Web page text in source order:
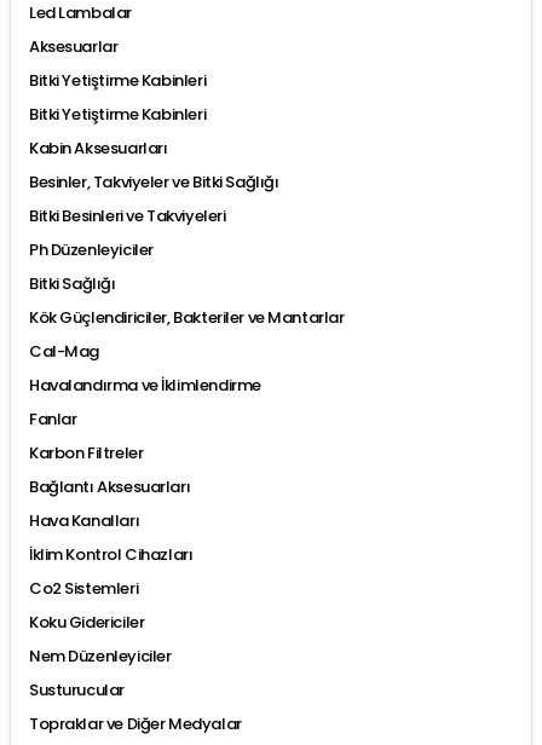
Led Lambalar
Aksesuarlar
Bitki Yetiştirme Kabinleri
Bitki Yetiştirme Kabinleri
Kabin Aksesuarları
Besinler, Takviyeler ve Bitki Sağlığı
Bitki Besinleri ve Takviyeleri
Ph Düzenleyiciler
Bitki Sağlığı
Kök Güçlendiriciler, Bakteriler ve Mantarlar
Cal-Mag
Havalandırma ve İklimlendirme
Fanlar
Karbon Filtreler
Bağlantı Aksesuarları
Hava Kanalları
İklim Kontrol Cihazları
Co2 Sistemleri
Koku Gidericiler
Nem Düzenleyiciler
Susturucular
Topraklar ve Diğer Medyalar